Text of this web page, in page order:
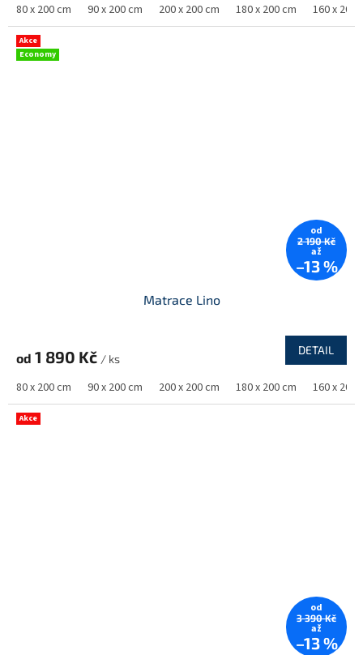
80 x 200 cm 90 x 200 cm 200 x 200 cm 180 x 200 cm 160 x 200
Akce
Economy
od
2 190 Kč
až
–13 %
Matrace Lino
od 1 890 Kč / ks
DETAIL
80 x 200 cm 90 x 200 cm 200 x 200 cm 180 x 200 cm 160 x 200
Akce
od
3 390 Kč
až
–13 %